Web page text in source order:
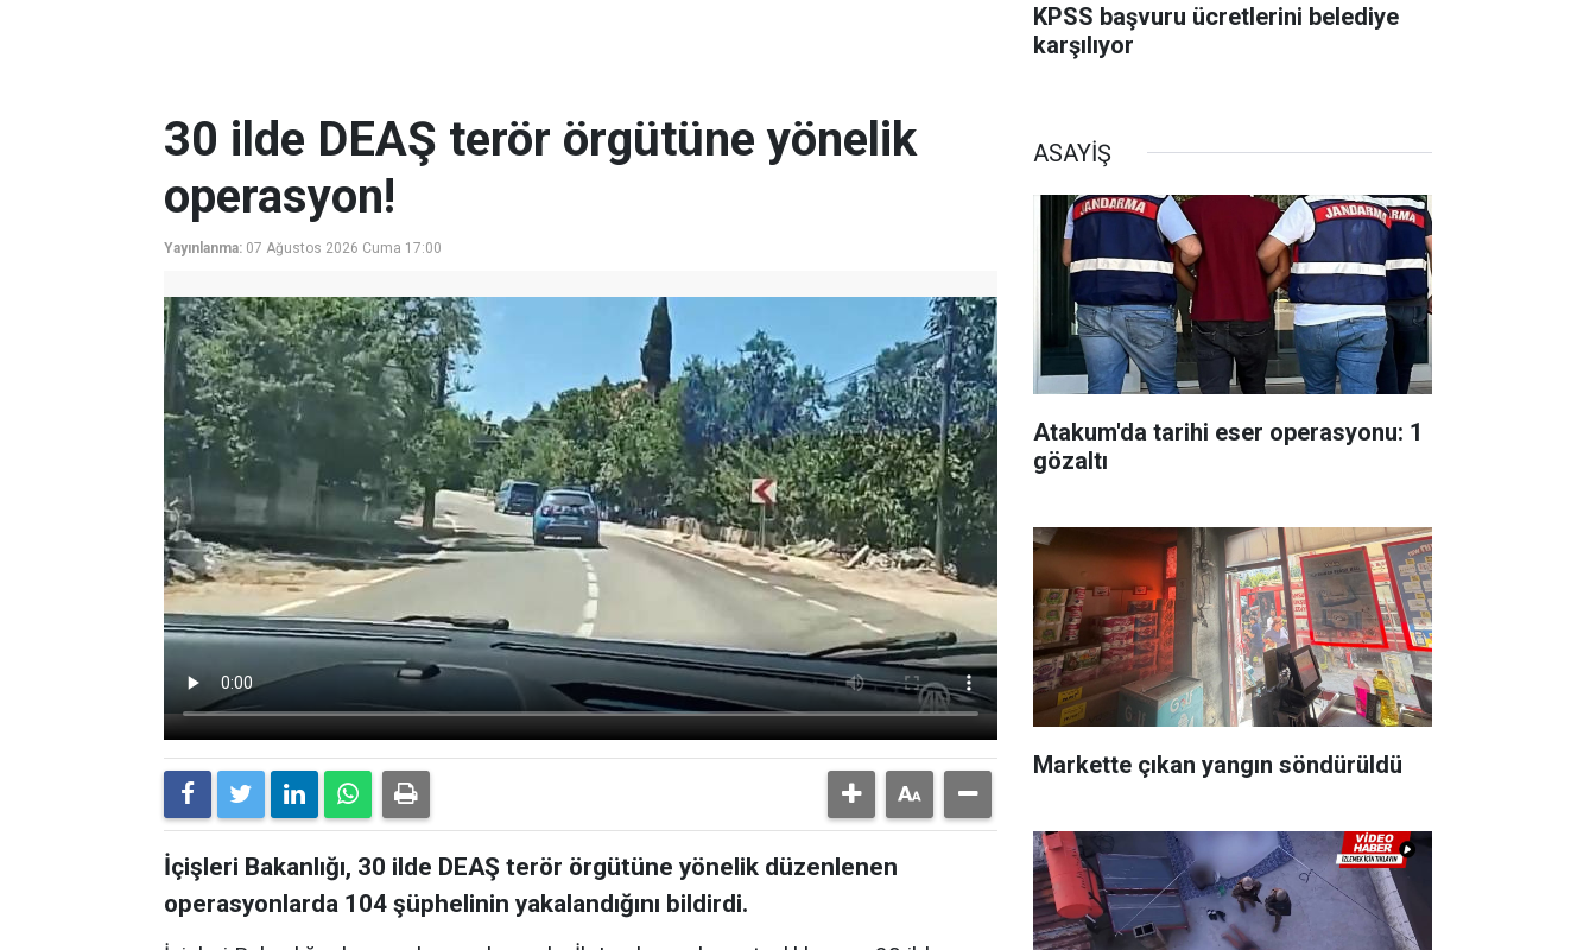
KPSS başvuru ücretlerini belediye
karşılıyor
30 ilde DEAŞ terör örgütüne yönelik
operasyon!
Yayınlanma: 07 Ağustos 2026 Cuma 17:00
İçişleri Bakanlığı, 30 ilde DEAŞ terör örgütüne yönelik düzenlenen
operasyonlarda 104 şüphelinin yakalandığını bildirdi.
ASAYİŞ
Atakum'da tarihi eser operasyonu: 1
gözaltı
Markette çıkan yangın söndürüldü